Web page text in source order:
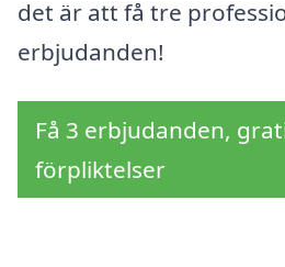
det är att få tre
erbjudanden!
Få 3 erbjudanden,
förpliktelser